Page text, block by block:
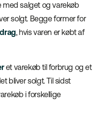
med salget og varekøb
solgt. Begge former for
, hvis varen er købt af
et varekøb til forbrug og et
bliver solgt. Til sidst
i forskellige